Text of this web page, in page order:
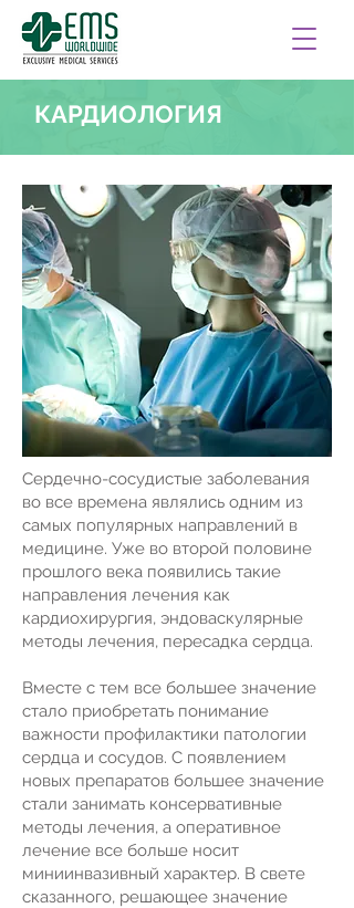
КАРДИОЛОГИЯ
Сердечно-сосудистые заболевания
во все времена являлись одним из
самых популярных направлений в
медицине. Уже во второй половине
прошлого века появились такие
направления лечения как
кардиохирургия, эндоваскулярные
методы лечения, пересадка сердца.
Вместе с тем все большее значение
стало приобретать понимание
важности профилактики патологии
сердца и сосудов. С появлением
новых препаратов большее значение
стали занимать консервативные
методы лечения, а оперативное
лечение все больше носит
миниинвазивный характер. В свете
сказанного, решающее значение